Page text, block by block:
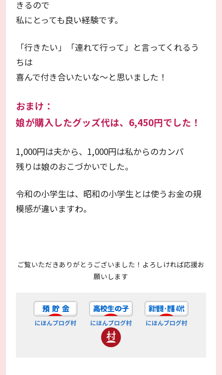
きるので
私にとっても良い経験です。
「行きたい」「連れて行って」と言ってくれるう
ちは
喜んで付き合いたいな～と思いました！
おまけ：
娘が購入したグッズ代は、6,450円でした！
1,000円は夫から、1,000円は私からのカンパ
残りは娘のおこづかいでした。
令和の小学生は、昭和の小学生とは使うお金の規
模感が違いますわ。
ご覧いただきありがとうございました！よろしければ応援お
願いします
にほんブログ村 にほんブログ村 にほんブログ村